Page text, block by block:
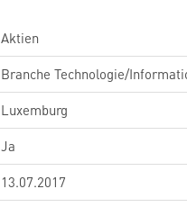
Aktien
Branche Technologie/
Luxemburg
Ja
13.07.2017